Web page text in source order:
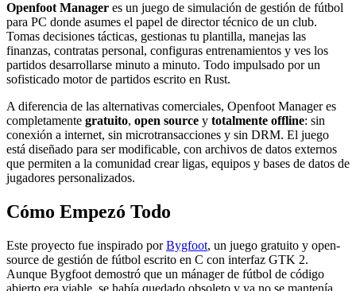
Openfoot Manager es un juego de simulación de gestión de fútbol
para PC donde asumes el papel de director técnico de un club.
Tomas decisiones tácticas, gestionas tu plantilla, manejas las
finanzas, contratas personal, configuras entrenamientos y ves los
partidos desarrollarse minuto a minuto. Todo impulsado por un
sofisticado motor de partidos escrito en Rust.
A diferencia de las alternativas comerciales, Openfoot Manager es
completamente gratuito, open source y totalmente offline: sin
conexión a internet, sin microtransacciones y sin DRM. El juego
está diseñado para ser modificable, con archivos de datos externos
que permiten a la comunidad crear ligas, equipos y bases de datos de
jugadores personalizados.
Cómo Empezó Todo
Este proyecto fue inspirado porBygfoot, un juego gratuito y open-
source de gestión de fútbol escrito en C con interfaz GTK 2.
Aunque Bygfoot demostró que un mánager de fútbol de código
abierto era viable, se había quedado obsoleto y ya no se mantenía